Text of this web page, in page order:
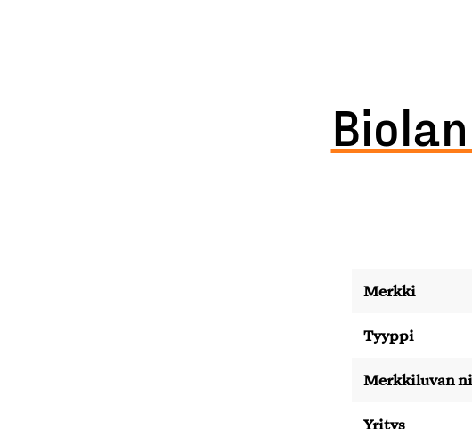
Merkki
Tyyppi
Merkkiluvan
Yritys